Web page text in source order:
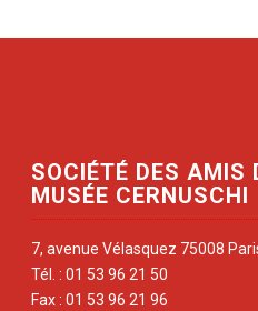
SOCIÉTÉ DES AMIS
MUSÉE CERNUSCHI
7, avenue Vélasquez 75008
Tél. : 01 53 96 21 50
Fax : 01 53 96 21 96